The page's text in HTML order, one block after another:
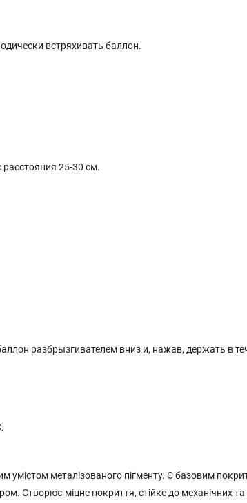
встряхивать баллон.
25-30 см.
разбрызгивателем вниз и, нажав, держать в
умістом металізованого пігменту. Є базовим
Створює міцне покриття, стійке до механічних та